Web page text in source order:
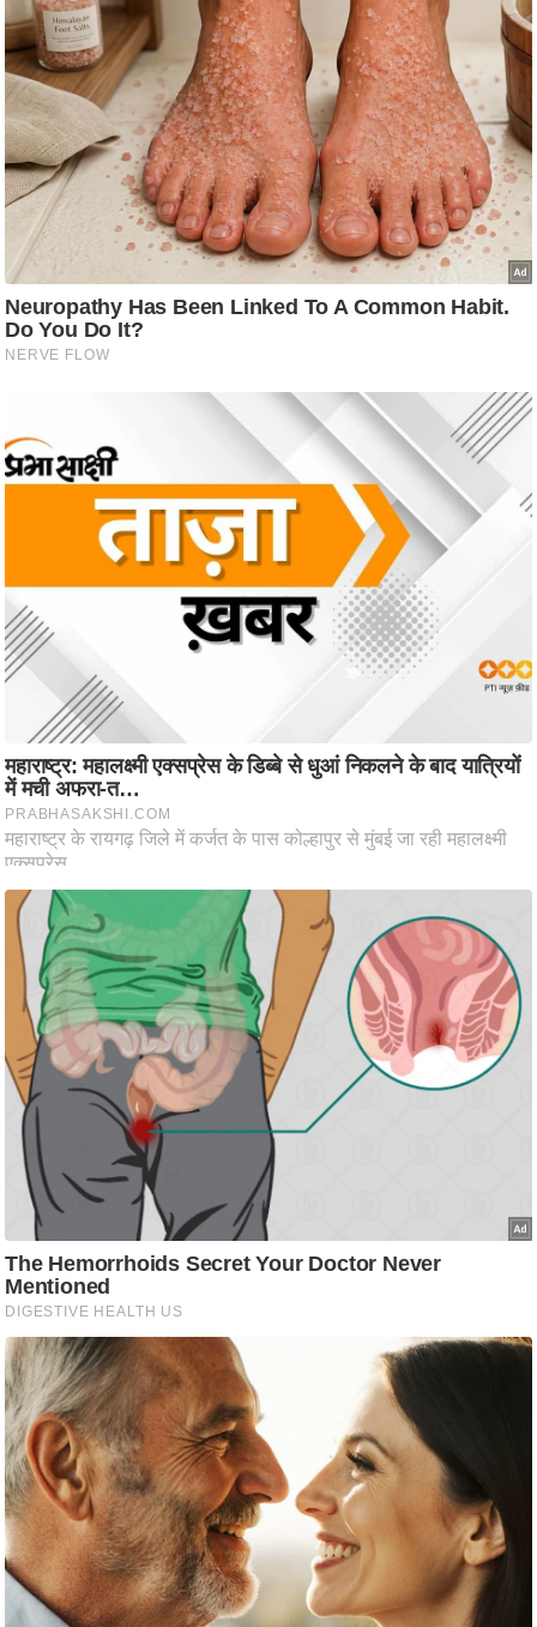
ष
ण
स
म
सा
म
यि
क
मा
तृ
भू
भ
ए
आ
र
.
.
चा
य
प
र
स
क्षा
ध
र्म
ज्यो
ति
ष
प्र
भु
म
हि
मा
/
ध
र्म
स्थ
ल
व्र
त
त्यो
हा
र